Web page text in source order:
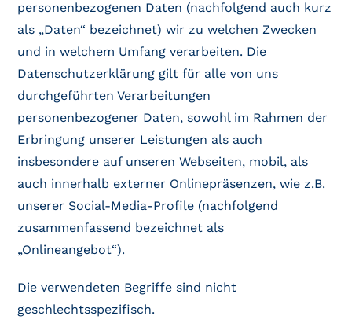
personenbezogenen Daten (nachfolgend auch kurz
als „Daten“ bezeichnet) wir zu welchen Zwecken
und in welchem Umfang verarbeiten. Die
Datenschutzerklärung gilt für alle von uns
durchgeführten Verarbeitungen
personenbezogener Daten, sowohl im Rahmen der
Erbringung unserer Leistungen als auch
insbesondere auf unseren Webseiten, mobil, als
auch innerhalb externer Onlinepräsenzen, wie z.B.
unserer Social-Media-Profile (nachfolgend
zusammenfassend bezeichnet als
„Onlineangebot“).
Die verwendeten Begriffe sind nicht
geschlechtsspezifisch.